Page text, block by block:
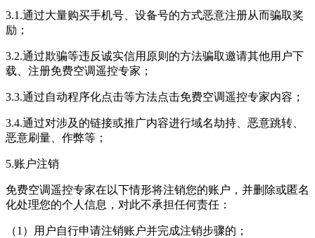
3.1.通过大量购买手机号、设备号的方式恶意注册从而骗取奖
励；
3.2.通过欺骗等违反诚实信用原则的方法骗取邀请其他用户下
载、注册免费空调遥控专家；
3.3.通过自动程序化点击等方法点击免费空调遥控专家内容；
3.4.通过对涉及的链接或推广内容进行域名劫持、恶意跳转、
恶意刷量、作弊等；
5.账户注销
免费空调遥控专家在以下情形将注销您的账户，并删除或匿名
化处理您的个人信息，对此不承担任何责任：
（1）用户自行申请注销账户并完成注销步骤的；